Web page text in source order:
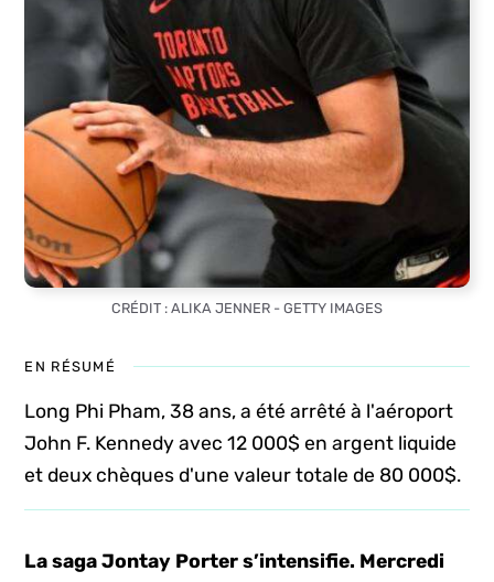
CRÉDIT : ALIKA JENNER - GETTY IMAGES
EN RÉSUMÉ
Long Phi Pham, 38 ans, a été arrêté à l'aéroport
John F. Kennedy avec 12 000$ en argent liquide
et deux chèques d'une valeur totale de 80 000$.
La saga Jontay Porter s’intensifie. Mercredi